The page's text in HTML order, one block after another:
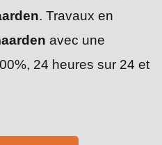
. Travaux en
avec une
24 heures sur 24 et